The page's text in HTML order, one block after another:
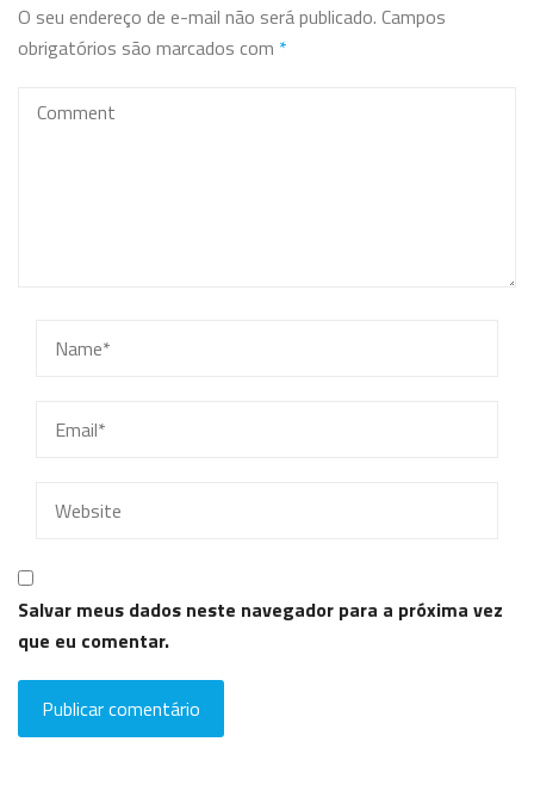
O seu endereço de e-mail não será publicado. Campos
obrigatórios são marcados com *
Salvar meus dados neste navegador para a próxima vez
que eu comentar.